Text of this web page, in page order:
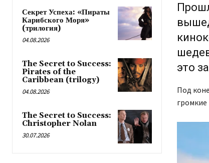
Секрет Успеха: «Пираты
Карибского Моря»
(трилогия)
04.08.2026
The Secret to Success:
Pirates of the
Caribbean (trilogy)
04.08.2026
The Secret to Success:
Christopher Nolan
30.07.2026
это
Под
громкие